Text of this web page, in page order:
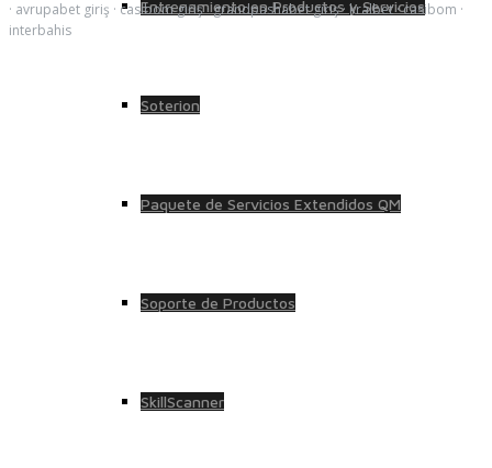
Entrenamiento en Productos y Servicios
Soterion
Paquete de Servicios Extendidos QM
Soporte de Productos
SkillScanner
· avrupabet giriş · casibom giriş·grandpashabet giriş·kralbet·casibom ·
interbahis